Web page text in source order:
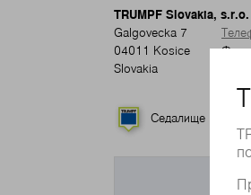
TRUMPF Slovakia, s.r.o.
Galgovecka 7
04011 Kosice
Slovakia
Седалище